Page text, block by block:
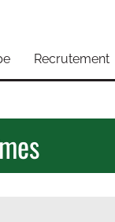
Recrutement